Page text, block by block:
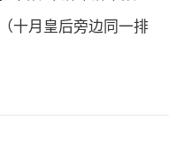
十月皇后旁边同一排